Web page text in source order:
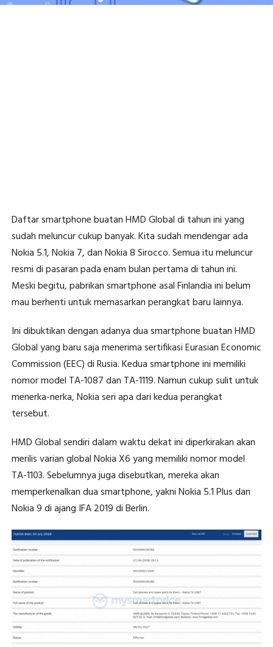
Daftar smartphone buatan HMD Global di tahun ini yang
sudah meluncur cukup banyak. Kita sudah mendengar ada
Nokia 5.1, Nokia 7, dan Nokia 8 Sirocco. Semua itu meluncur
resmi di pasaran pada enam bulan pertama di tahun ini.
Meski begitu, pabrikan smartphone asal Finlandia ini belum
mau berhenti untuk memasarkan perangkat baru lainnya.
Ini dibuktikan dengan adanya dua smartphone buatan HMD
Global yang baru saja menerima sertifikasi Eurasian Economic
Commission (EEC) di Rusia. Kedua smartphone ini memiliki
nomor model TA-1087 dan TA-1119. Namun cukup sulit untuk
menerka-nerka, Nokia seri apa dari kedua perangkat
tersebut.
HMD Global sendiri dalam waktu dekat ini diperkirakan akan
merilis varian global Nokia X6 yang memiliki nomor model
TA-1103. Sebelumnya juga disebutkan, mereka akan
memperkenalkan dua smartphone, yakni Nokia 5.1 Plus dan
Nokia 9 di ajang IFA 2019 di Berlin.